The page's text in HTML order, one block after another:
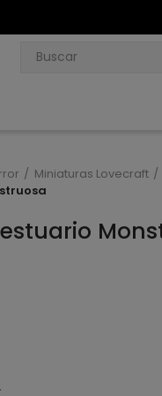
Miniaturas Lovecraft